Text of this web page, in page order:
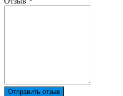
Отправить отзыв